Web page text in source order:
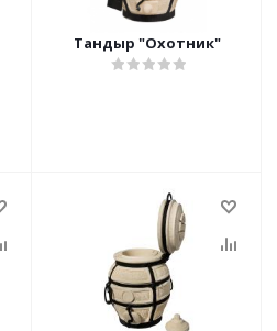
Тандыр "Охотник"